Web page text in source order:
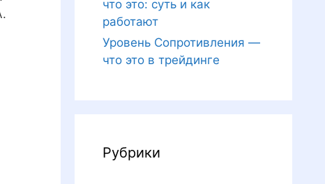
что это: суть и как
работают
Уровень Сопротивления —
что это в трейдинге
Рубрики